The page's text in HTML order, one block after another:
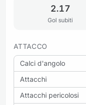
2.17
Gol subiti
ATTACCO
Calci d'angolo
Attacchi
Attacchi pericolosi